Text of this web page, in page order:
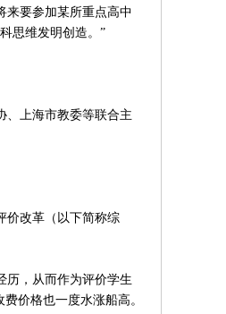
要参加某所重点高中
思维发明创造。”
上海市教委等联合主
改革（以下简称综
，从而作为评价学生
价格也一度水涨船高。